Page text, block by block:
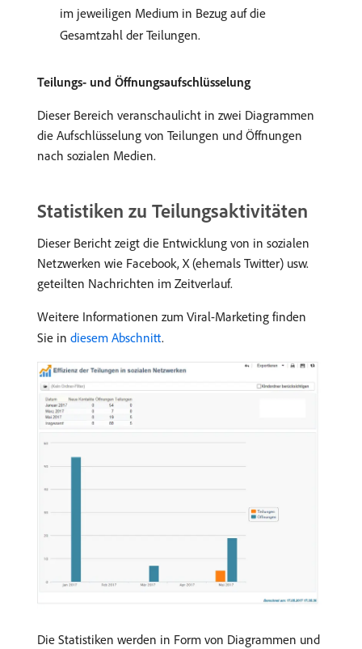
im jeweiligen Medium in Bezug auf die
Gesamtzahl der Teilungen.
Teilungs- und Öffnungsaufschlüsselung
Dieser Bereich veranschaulicht in zwei Diagrammen
die Aufschlüsselung von Teilungen und Öffnungen
nach sozialen Medien.
Statistiken zu Teilungsaktivitäten
Dieser Bericht zeigt die Entwicklung von in sozialen
Netzwerken wie Facebook, X (ehemals Twitter) usw.
geteilten Nachrichten im Zeitverlauf.
Weitere Informationen zum Viral-Marketing finden
Sie in diesem Abschnitt.
Die Statistiken werden in Form von Diagrammen und